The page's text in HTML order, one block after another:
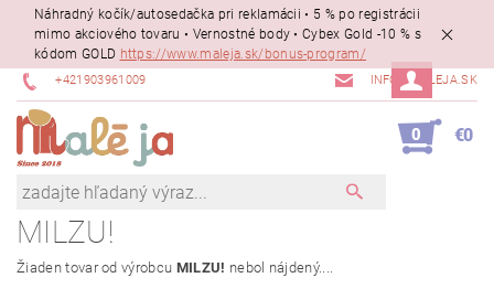
Náhradný kočík/autosedačka pri reklamácii • 5 % po registrácii
mimo akciového tovaru • Vernostné body • Cybex Gold -10 % s
kódom GOLD https://www.maleja.sk/bonus-program/
+421903961009 INFO@MALEJA.SK
0 €0
MILZU!
Žiaden tovar od výrobcu MILZU! nebol nájdený....